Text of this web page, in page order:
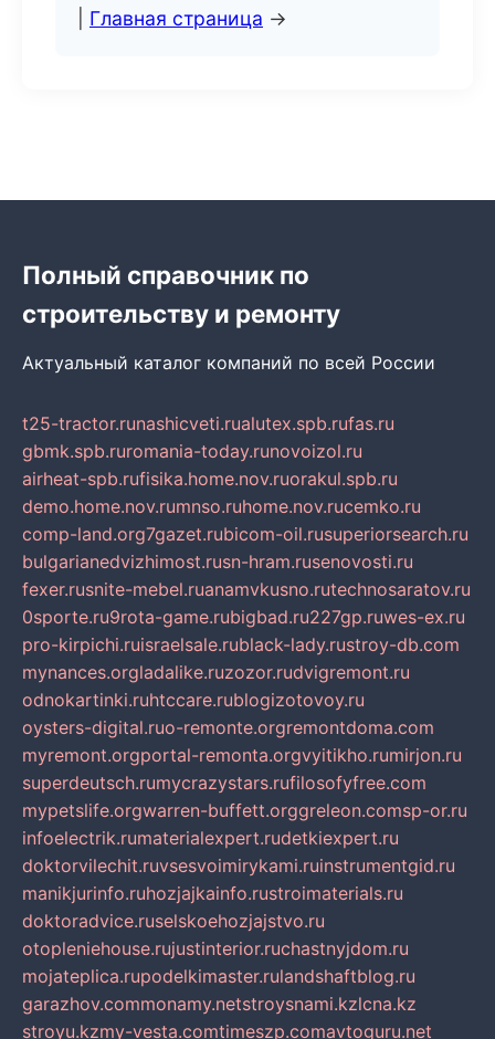
Главная страница →
Полный справочник по
строительству и ремонту
Актуальный каталог компаний по всей России
t25-tractor.runashicveti.rualutex.spb.rufas.ru
gbmk.spb.ruromania-today.runovoizol.ru
airheat-spb.rufisika.home.nov.ruorakul.spb.ru
demo.home.nov.rumnso.ruhome.nov.rucemko.ru
comp-land.org7gazet.rubicom-oil.rusuperiorsearch.ru
bulgarianedvizhimost.rusn-hram.rusenovosti.ru
fexer.rusnite-mebel.ruanamvkusno.rutechnosaratov.ru
0sporte.ru9rota-game.rubigbad.ru227gp.ruwes-ex.ru
pro-kirpichi.ruisraelsale.rublack-lady.rustroy-db.com
mynances.orgladalike.ruzozor.rudvigremont.ru
odnokartinki.ruhtccare.rublogizotovoy.ru
oysters-digital.ruo-remonte.orgremontdoma.com
myremont.orgportal-remonta.orgvyitikho.rumirjon.ru
superdeutsch.rumycrazystars.rufilosofyfree.com
mypetslife.orgwarren-buffett.orggreleon.comsp-or.ru
infoelectrik.rumaterialexpert.rudetkiexpert.ru
doktorvilechit.ruvsesvoimirykami.ruinstrumentgid.ru
manikjurinfo.ruhozjajkainfo.rustroimaterials.ru
doktoradvice.ruselskoehozjajstvo.ru
otopleniehouse.rujustinterior.ruchastnyjdom.ru
mojateplica.rupodelkimaster.rulandshaftblog.ru
garazhov.commonamy.netstroysnami.kzlcna.kz
stroyu.kzmy-vesta.comtimeszp.comavtoguru.net